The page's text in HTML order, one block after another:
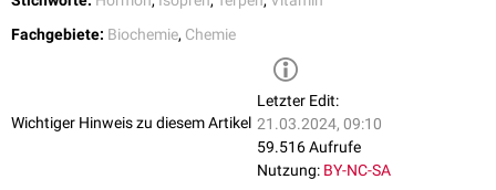
Fachgebiete: Biochemie, Chemie
Wichtiger Hinweis zu diesem Artikel
Letzter Edit:
21.03.2024, 09:10
59.516 Aufrufe
Nutzung: BY-NC-SA